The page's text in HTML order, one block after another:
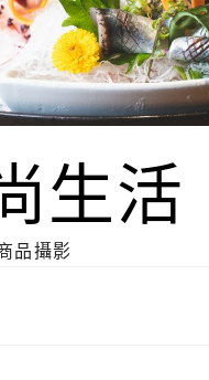
生活
品攝影